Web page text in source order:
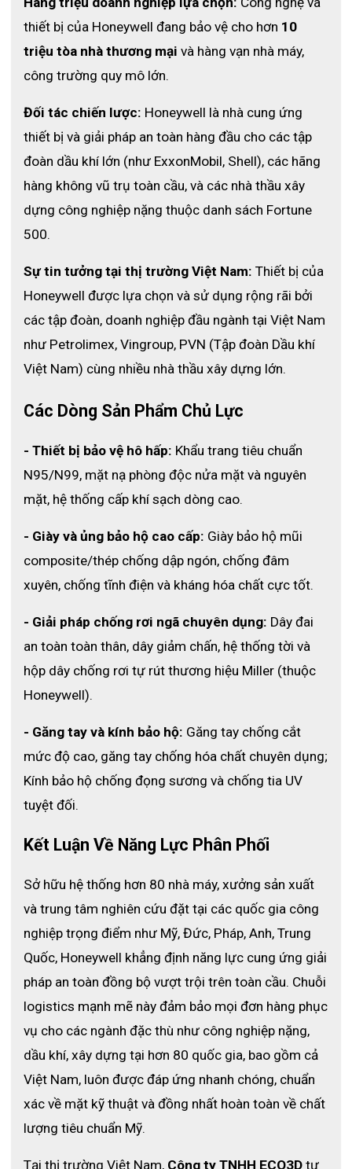
thiết bị của Honeywell đang bảo vệ cho hơn 10
triệu tòa nhà thương mại và hàng vạn nhà máy,
công trường quy mô lớn.
Đối tác chiến lược: Honeywell là nhà cung ứng
thiết bị và giải pháp an toàn hàng đầu cho các tập
đoàn dầu khí lớn (như ExxonMobil, Shell), các hãng
hàng không vũ trụ toàn cầu, và các nhà thầu xây
dựng công nghiệp nặng thuộc danh sách Fortune
500.
Sự tin tưởng tại thị trường Việt Nam: Thiết bị của
Honeywell được lựa chọn và sử dụng rộng rãi bởi
các tập đoàn, doanh nghiệp đầu ngành tại Việt Nam
như Petrolimex, Vingroup, PVN (Tập đoàn Dầu khí
Việt Nam) cùng nhiều nhà thầu xây dựng lớn.
Các Dòng Sản Phẩm Chủ Lực
- Thiết bị bảo vệ hô hấp: Khẩu trang tiêu chuẩn
N95/N99, mặt nạ phòng độc nửa mặt và nguyên
mặt, hệ thống cấp khí sạch dòng cao.
- Giày và ủng bảo hộ cao cấp: Giày bảo hộ mũi
composite/thép chống dập ngón, chống đâm
xuyên, chống tĩnh điện và kháng hóa chất cực tốt.
- Giải pháp chống rơi ngã chuyên dụng: Dây đai
an toàn toàn thân, dây giảm chấn, hệ thống tời và
hộp dây chống rơi tự rút thương hiệu Miller (thuộc
Honeywell).
- Găng tay và kính bảo hộ: Găng tay chống cắt
mức độ cao, găng tay chống hóa chất chuyên dụng;
Kính bảo hộ chống đọng sương và chống tia UV
tuyệt đối.
Kết Luận Về Năng Lực Phân Phối
Sở hữu hệ thống hơn 80 nhà máy, xưởng sản xuất
và trung tâm nghiên cứu đặt tại các quốc gia công
nghiệp trọng điểm như Mỹ, Đức, Pháp, Anh, Trung
Quốc, Honeywell khẳng định năng lực cung ứng giải
pháp an toàn đồng bộ vượt trội trên toàn cầu. Chuỗi
logistics mạnh mẽ này đảm bảo mọi đơn hàng phục
vụ cho các ngành đặc thù như công nghiệp nặng,
dầu khí, xây dựng tại hơn 80 quốc gia, bao gồm cả
Việt Nam, luôn được đáp ứng nhanh chóng, chuẩn
xác về mặt kỹ thuật và đồng nhất hoàn toàn về chất
lượng tiêu chuẩn Mỹ.
Tại thị trường Việt Nam, Công ty TNHH ECO3D tự